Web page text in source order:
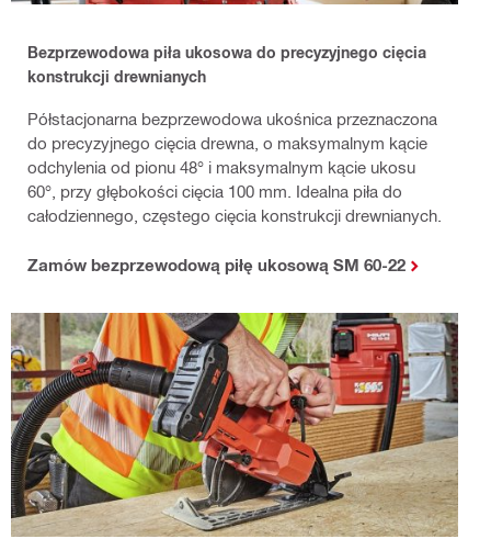
Bezprzewodowa piła ukosowa do precyzyjnego cięcia
konstrukcji drewnianych
Półstacjonarna bezprzewodowa ukośnica przeznaczona
do precyzyjnego cięcia drewna, o maksymalnym kącie
odchylenia od pionu 48° i maksymalnym kącie ukosu
60°, przy głębokości cięcia 100 mm. Idealna piła do
całodziennego, częstego cięcia konstrukcji drewnianych.
Zamów bezprzewodową piłę ukosową SM 60-22